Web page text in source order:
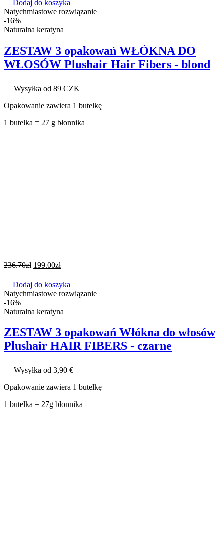
Dodaj do koszyka
Natychmiastowe rozwiązanie
-16%
Naturalna keratyna
ZESTAW 3 opakowań WŁÓKNA DO
WŁOSÓW Plushair Hair Fibers - blond
Wysyłka od 89 CZK
Opakowanie zawiera 1 butelkę
1 butelka = 27 g błonnika
236.70zł 199.00zł
Dodaj do koszyka
Natychmiastowe rozwiązanie
-16%
Naturalna keratyna
ZESTAW 3 opakowań Włókna do włosów
Plushair HAIR FIBERS - czarne
Wysyłka od 3,90 €
Opakowanie zawiera 1 butelkę
1 butelka = 27g błonnika